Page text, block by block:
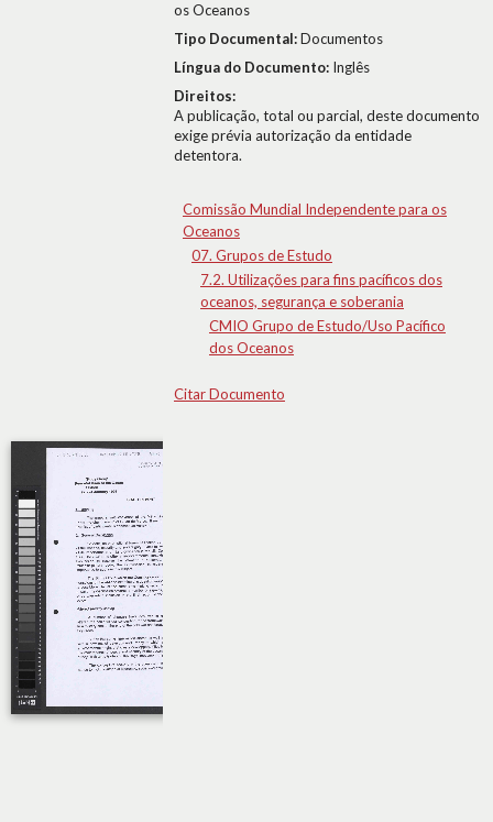
os Oceanos
Tipo Documental:Documentos
Língua do Documento: Inglês
Direitos:
A publicação, total ou parcial, deste documento
exige prévia autorização da entidade
detentora.
Comissão Mundial Independente para os
Oceanos
07. Grupos de Estudo
7.2. Utilizações para fins pacíficos dos
oceanos, segurança e soberania
CMIO Grupo de Estudo/Uso Pacífico
dos Oceanos
Citar Documento